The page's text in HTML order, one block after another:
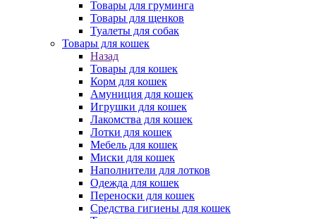
Товары для груминга
Товары для щенков
Туалеты для собак
Товары для кошек
Назад
Товары для кошек
Корм для кошек
Амуниция для кошек
Игрушки для кошек
Лакомства для кошек
Лотки для кошек
Мебель для кошек
Миски для кошек
Наполнители для лотков
Одежда для кошек
Переноски для кошек
Средства гигиены для кошек